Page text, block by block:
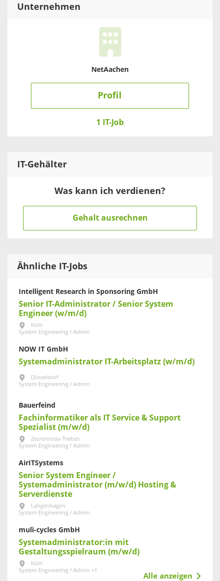
Unternehmen
NetAachen
Profil
1 IT-Job
IT-Gehälter
Was kann ich verdienen?
Gehalt ausrechnen
Ähnliche IT-Jobs
Intelligent Research in Sponsoring GmbH
Senior IT-Administrator / Senior System
Engineer (w/m/d)
Köln
System Engineering / Admin
NOW IT GmbH
Systemadministrator IT-Arbeitsplatz (w/m/d)
Düsseldorf
System Engineering / Admin
Bauerfeind
Fachinformatiker als IT Service & Support
Spezialist (m/w/d)
Zeulenroda-Triebes
System Engineering / Admin
AirITSystems
Senior System Engineer /
Systemadministrator (m/w/d) Hosting &
Serverdienste
Langenhagen
System Engineering / Admin
muli-cycles GmbH
Systemadministrator:in mit
Gestaltungsspielraum (m/w/d)
Köln
System Engineering / Admin +1
Alle anzeigen